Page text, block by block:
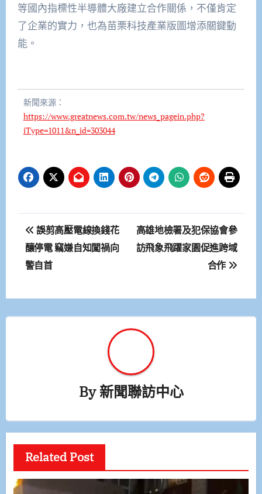
等國內指標性半導體大廠建立合作關係，不僅肯定
了企業的實力，也為苗栗科技產業版圖增添關鍵動
能。
新聞來源：
https://www.greatnews.com.tw/news_pagein.php?
iType=1011&n_id=303044
文
章
導
覽
誤剪高壓電線換錢花
釀停電 竊嫌自知闖禍向
警自首
高雄地檢署及犯保協會參
訪飛象飛躍家園促進跨域
合作
By新聞聯訪中心
Related Post